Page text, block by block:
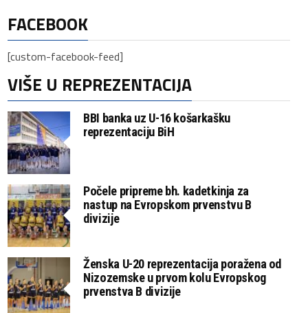
FACEBOOK
[custom-facebook-feed]
VIŠE U REPREZENTACIJA
BBI banka uz U-16 košarkašku
reprezentaciju BiH
Počele pripreme bh. kadetkinja za
nastup na Evropskom prvenstvu B
divizije
Ženska U-20 reprezentacija poražena od
Nizozemske u prvom kolu Evropskog
prvenstva B divizije